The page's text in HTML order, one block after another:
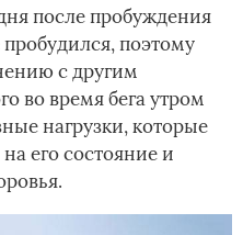
после пробуждения
поэтому
с другим
во время бега утром
нагрузки, которые
его состояние и